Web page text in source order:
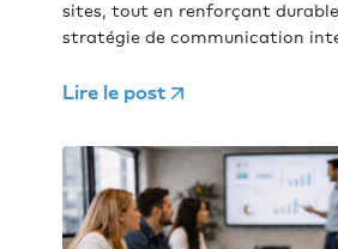
sites, tout en renforçant
stratégie de communication
Lire le post